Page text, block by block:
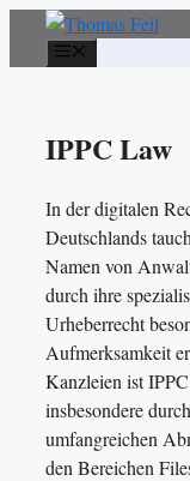
IPPC Law
In der digitalen
Deutschlands
Namen von
durch ihre
Urheberrecht
Aufmerksamkeit
Kanzleien ist
insbesondere
umfangreichen
den Bereichen